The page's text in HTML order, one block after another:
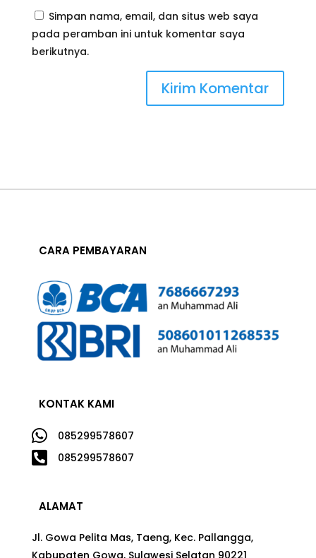
Simpan nama, email, dan situs web saya
pada peramban ini untuk komentar saya
berikutnya.
CARA PEMBAYARAN
KONTAK KAMI
 085299578607
 085299578607
ALAMAT
Jl. Gowa Pelita Mas, Taeng, Kec. Pallangga,
Kabupaten Gowa, Sulawesi Selatan 90221